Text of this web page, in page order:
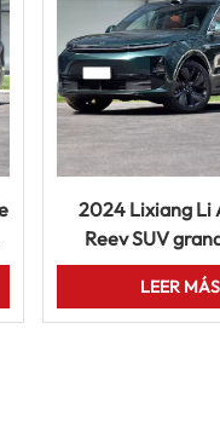
2024 Lixiang Li
Reev SUV
puertas y 5
eléctrico
LEER MÁS